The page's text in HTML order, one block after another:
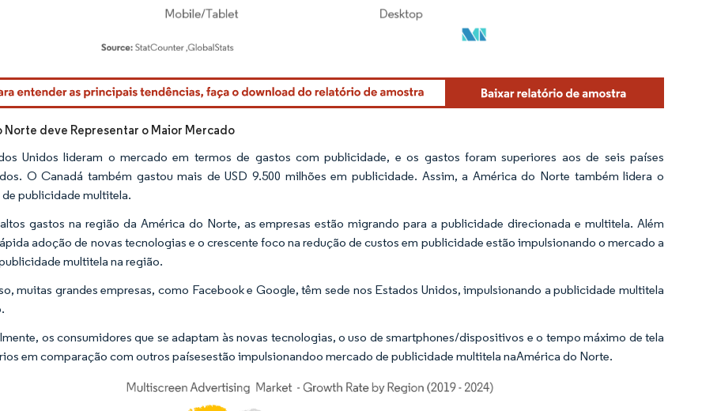
Intelligence. O reuso requer atribuição conforme CC BY 4.0.
Norte deve Representar o Maior Mercado
Unidos lideram o mercado em termos de gastos com publicidade, e os gastos foram superiores aos de seis países
O Canadá também gastou mais de USD 9.500 milhões em publicidade. Assim, a América do Norte também lidera o
publicidade multitela.
gastos na região da América do Norte, as empresas estão migrando para a publicidade direcionada e multitela. Além
adoção de novas tecnologias e o crescente foco na redução de custos em publicidade estão impulsionando o mercado a
multitela na região.
muitas grandes empresas, como Facebook e Google, têm sede nos Estados Unidos, impulsionando a publicidade multitela
os consumidores que se adaptam às novas tecnologias, o uso de smartphones/dispositivos e o tempo máximo de tela
em comparação com outros paísesestão impulsionandoo mercado de publicidade multitela naAmérica do Norte.